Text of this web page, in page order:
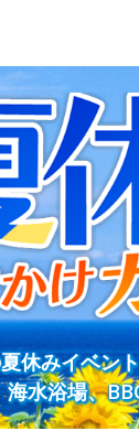
休みイベン
水浴場、